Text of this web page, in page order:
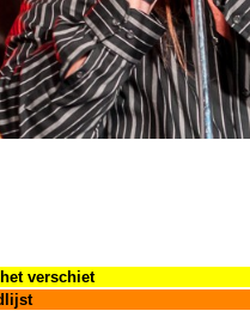
verschiet